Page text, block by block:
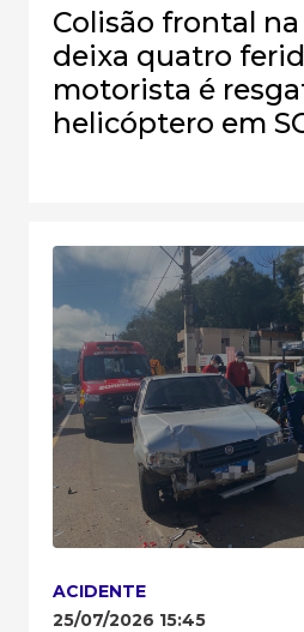
Colisão frontal
deixa quatro
motorista é
helicóptero em
ACIDENTE
25/07/2026 15:45